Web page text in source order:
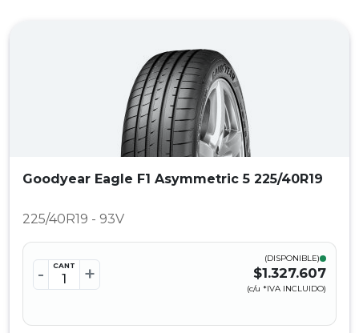
Goodyear Eagle F1 Asymmetric 5 225/40R19
225/40R19 - 93V
- CANT +
(DISPONIBLE)
$1.327.607
(c/u *IVA INCLUIDO)